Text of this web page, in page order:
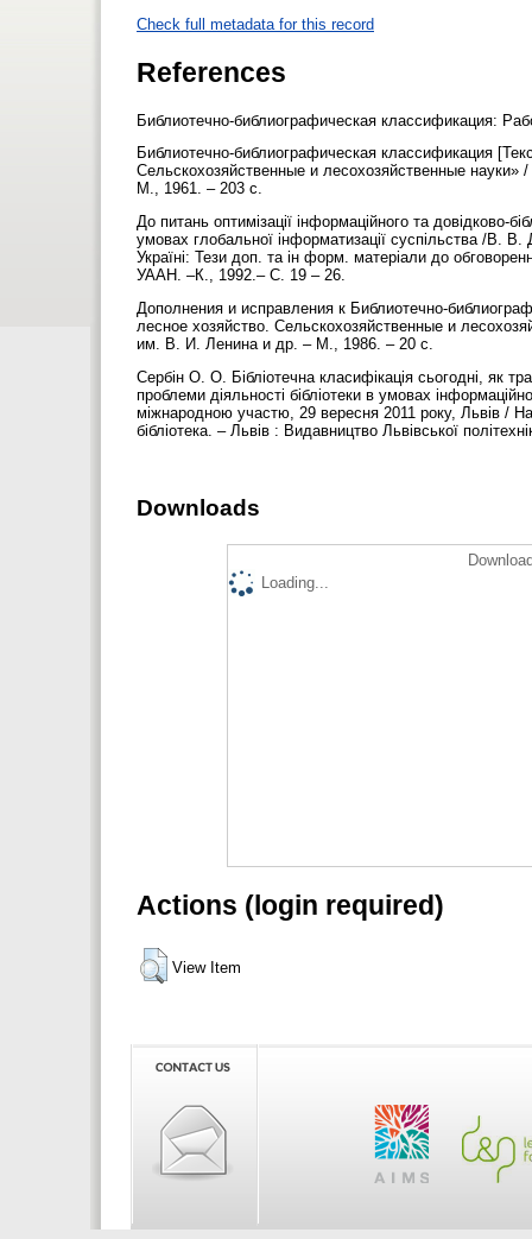
Check full metadata for this record
References
Библиотечно-библиографическая классификация:
Библиотечно-библиографическая классификация
Сельскохозяйственные и лесохозяйственные
М., 1961. – 203 с.
До питань оптимізації інформаційного та довідково-
умовах глобальної інформатизації суспільства /В. В.
Україні: Тези доп. та ін форм. матеріали до
УААН. –К., 1992.– С. 19 – 26.
Дополнения и исправления к Библиотечно-
лесное хозяйство. Сельскохозяйственные и
им. В. И. Ленина и др. – М., 1986. – 20 с.
Сербін О. О. Бібліотечна класифікація сьогодні, як
проблеми діяльності бібліотеки в умовах
міжнародною участю, 29 вересня 2011 року, Львів /
бібліотека. – Львів : Видавництво Львівської
Downloads
Loading...
Actions (login required)
View Item